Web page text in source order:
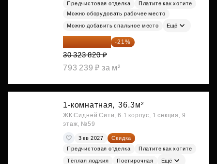
Предчистовая отделка
Платите как хотите
Можно оборудовать рабочее место
Можно добавить спальное место Ещё
23 955 818 ₽ -21%
30 323 820 ₽
793 239 ₽ за м²
1-комнатная, 36.3м²
ЖК Сидней Сити, 6.1 корпус, 1 секция, 9
этаж, №59
3 кв 2027
Скидка
Предчистовая отделка
Платите как хотите
Тёплая лоджия Постирочная Ещё